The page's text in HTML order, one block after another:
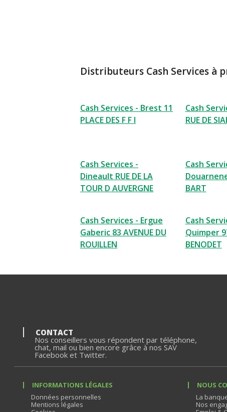
Distributeurs Cash Services à
Cash Services - Brest 11
PLACE DES F F I
Cash
RUE DE
Cash Services -
Dineault RUE DE LA
TOUR D AUVERGNE
Cash
BART
Cash Services - Ergue
Gaberic 83 AVENUE DU
ROUILLEN
Cash
Quimper
BENODET
CONTACT
Nos conseillers vous répondent par téléphone,
chat, mail ou bien encore grâce à nos SAV
Facebook et Twitter.
INFORMATIONS LÉGALES
Données personnelles
Mentions légales
NOUS
La
Nos